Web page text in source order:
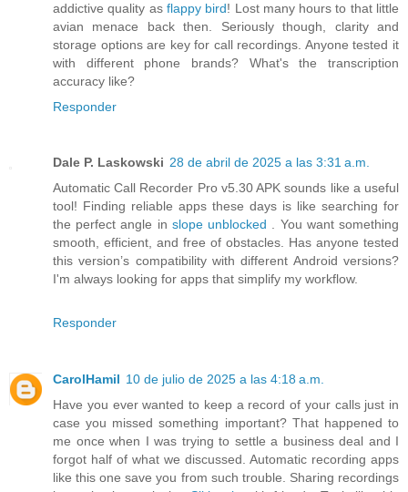
addictive quality as flappy bird! Lost many hours to that little
avian menace back then. Seriously though, clarity and
storage options are key for call recordings. Anyone tested it
with different phone brands? What's the transcription
accuracy like?
Responder
Dale P. Laskowski 28 de abril de 2025 a las 3:31 a.m.
Automatic Call Recorder Pro v5.30 APK sounds like a useful
tool! Finding reliable apps these days is like searching for
the perfect angle in slope unblocked . You want something
smooth, efficient, and free of obstacles. Has anyone tested
this version’s compatibility with different Android versions?
I'm always looking for apps that simplify my workflow.
Responder
CarolHamil 10 de julio de 2025 a las 4:18 a.m.
Have you ever wanted to keep a record of your calls just in
case you missed something important? That happened to
me once when I was trying to settle a business deal and I
forgot half of what we discussed. Automatic recording apps
like this one save you from such trouble. Sharing recordings